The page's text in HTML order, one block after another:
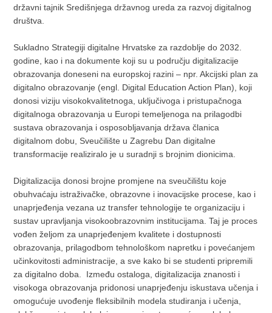
državni tajnik Središnjega državnog ureda za razvoj digitalnog
društva.
Sukladno Strategiji digitalne Hrvatske za razdoblje do 2032.
godine, kao i na dokumente koji su u području digitalizacije
obrazovanja doneseni na europskoj razini – npr. Akcijski plan za
digitalno obrazovanje (engl. Digital Education Action Plan), koji
donosi viziju visokokvalitetnoga, uključivoga i pristupačnoga
digitalnoga obrazovanja u Europi temeljenoga na prilagodbi
sustava obrazovanja i osposobljavanja država članica
digitalnom dobu, Sveučilište u Zagrebu Dan digitalne
transformacije realiziralo je u suradnji s brojnim dionicima.
Digitalizacija donosi brojne promjene na sveučilištu koje
obuhvaćaju istraživačke, obrazovne i inovacijske procese, kao i
unaprjeđenja vezana uz transfer tehnologije te organizaciju i
sustav upravljanja visokoobrazovnim institucijama. Taj je proces
vođen željom za unaprjeđenjem kvalitete i dostupnosti
obrazovanja, prilagodbom tehnološkom napretku i povećanjem
učinkovitosti administracije, a sve kako bi se studenti pripremili
za digitalno doba. Između ostaloga, digitalizacija znanosti i
visokoga obrazovanja pridonosi unaprjeđenju iskustava učenja i
omogućuje uvođenje fleksibilnih modela studiranja i učenja,